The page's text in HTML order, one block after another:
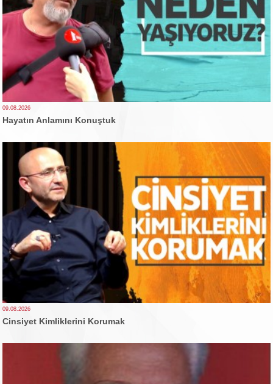
09.08.2026
Hayatın Anlamını Konuştuk
09.08.2026
Cinsiyet Kimliklerini Korumak